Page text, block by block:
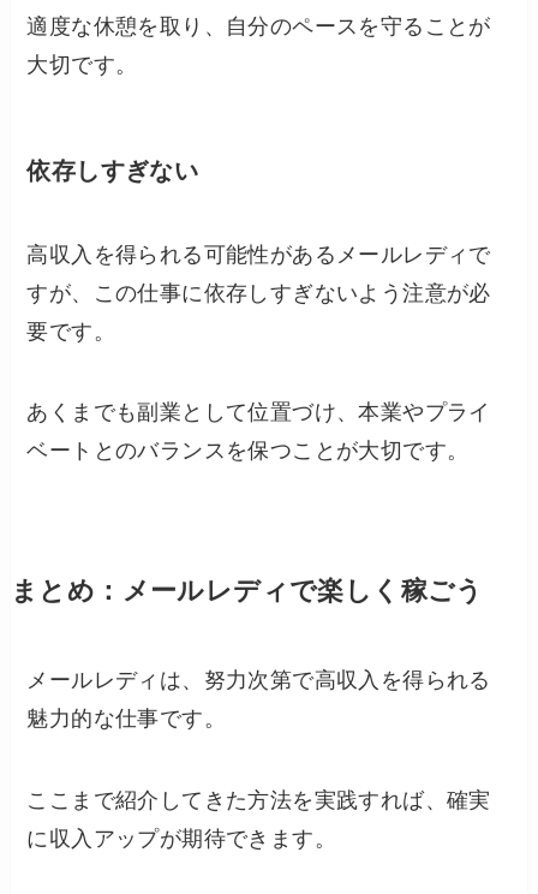
適度な休憩を取り、自分のペースを守ることが
大切です。
依存しすぎない
高収入を得られる可能性があるメールレディで
すが、この仕事に依存しすぎないよう注意が必
要です。
あくまでも副業として位置づけ、本業やプライ
ベートとのバランスを保つことが大切です。
まとめ：メールレディで楽しく稼ごう
メールレディは、努力次第で高収入を得られる
魅力的な仕事です。
ここまで紹介してきた方法を実践すれば、確実
に収入アップが期待できます。